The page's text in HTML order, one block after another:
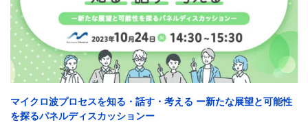
マイクロ波プロセスを知る・話す・考える ー新たな展望と可能性
を探るパネルディスカッションー